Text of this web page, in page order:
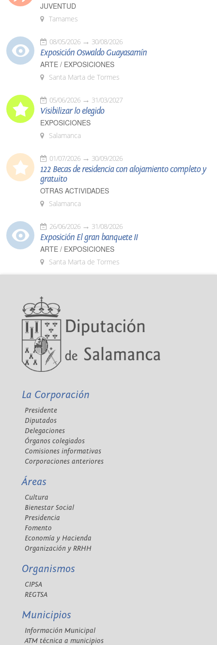
JUVENTUD
Tamames
08/05/2026 30/08/2026
Exposición Oswaldo Guayasamín
ARTE / EXPOSICIONES
Santa Marta de Tormes
05/06/2026 31/03/2027
Visibilizar lo elegido
EXPOSICIONES
Salamanca
01/07/2026 30/09/2026
122 Becas de residencia con alojamiento completo y
gratuito
OTRAS ACTIVIDADES
Salamanca
26/06/2026 31/08/2026
Exposición El gran banquete II
ARTE / EXPOSICIONES
Santa Marta de Tormes
La Corporación
Presidente
Diputados
Delegaciones
Órganos colegiados
Comisiones informativas
Corporaciones anteriores
Áreas
Cultura
Bienestar Social
Presidencia
Fomento
Economía y Hacienda
Organización y RRHH
Organismos
CIPSA
REGTSA
Municipios
Información Municipal
ATM técnica a municipios